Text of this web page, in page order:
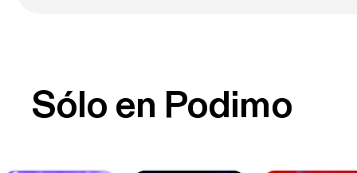
Sólo en Podimo